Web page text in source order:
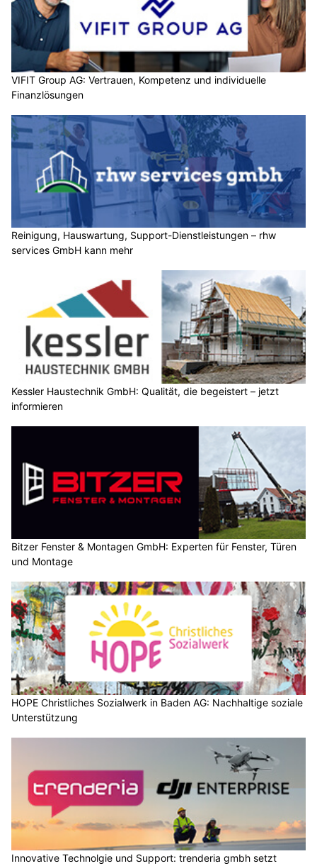
VIFIT Group AG: Vertrauen, Kompetenz und individuelle
Finanzlösungen
Reinigung, Hauswartung, Support-Dienstleistungen – rhw
services GmbH kann mehr
Kessler Haustechnik GmbH: Qualität, die begeistert – jetzt
informieren
Bitzer Fenster & Montagen GmbH: Experten für Fenster, Türen
und Montage
HOPE Christliches Sozialwerk in Baden AG: Nachhaltige soziale
Unterstützung
Innovative Technolgie und Support: trenderia gmbh setzt